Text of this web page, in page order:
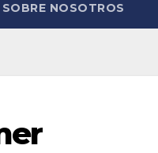
SOBRE NOSOTROS